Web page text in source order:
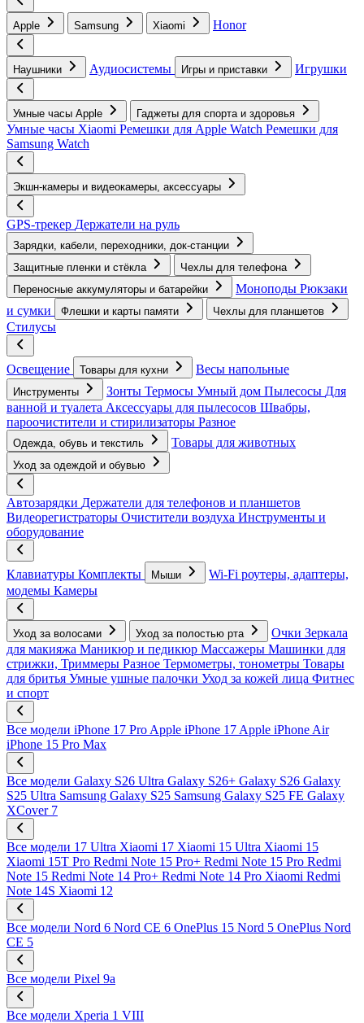
Apple Samsung Xiaomi Honor
Наушники Аудиосистемы Игры и приставки Игрушки
Умные часы Apple Гаджеты для спорта и здоровья
Умные часы Xiaomi Ремешки для Apple Watch Ремешки для
Samsung Watch
Экшн-камеры и видеокамеры, аксессуары
GPS-трекер Держатели на руль
Зарядки, кабели, переходники, док-станции
Защитные пленки и стёкла
Чехлы для телефона
Переносные аккумуляторы и батарейки
Моноподы Рюкзаки
и сумки
Флешки и карты памяти Чехлы для планшетов
Стилусы
Освещение Товары для кухни Весы напольные
Инструменты Зонты Термосы Умный дом Пылесосы Для
ванной и туалета Аксессуары для пылесосов Швабры,
пароочистители и стирилизаторы Разное
Одежда, обувь и текстиль Товары для животных
Уход за одеждой и обувью
Автозарядки Держатели для телефонов и планшетов
Видеорегистраторы Очистители воздуха Инструменты и
оборудование
Клавиатуры Комплекты Мыши
Wi-Fi роутеры, адаптеры,
модемы Камеры
Уход за волосами Уход за полостью рта Очки Зеркала
для макияжа Маникюр и педикюр Массажеры Машинки для
стрижки, Триммеры Разное Термометры, тонометры Товары
для бритья Умные ушные палочки Уход за кожей лица Фитнес
и спорт
Все модели iPhone 17 Pro Apple iPhone 17 Apple iPhone Air
iPhone 15 Pro Max
Все модели Galaxy S26 Ultra Galaxy S26+ Galaxy S26 Galaxy
S25 Ultra Samsung Galaxy S25 Samsung Galaxy S25 FE Galaxy
XCover 7
Все модели 17 Ultra Xiaomi 17 Xiaomi 15 Ultra Xiaomi 15
Xiaomi 15T Pro Redmi Note 15 Pro+ Redmi Note 15 Pro Redmi
Note 15 Redmi Note 14 Pro+ Redmi Note 14 Pro Xiaomi Redmi
Note 14S Xiaomi 12
Все модели Nord 6 Nord CE 6 OnePlus 15 Nord 5 OnePlus Nord
CE 5
Все модели Pixel 9a
Все модели Xperia 1 VIII